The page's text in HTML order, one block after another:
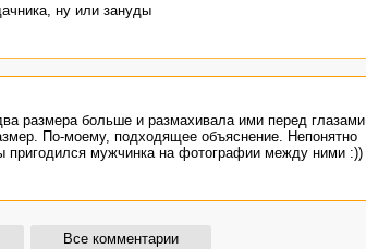
ну или зануды
размера больше и размахивала ими перед глазами
По-моему, подходящее объяснение. Непонятно
пригодился мужчинка на фотографии между ними :))
Все комментарии